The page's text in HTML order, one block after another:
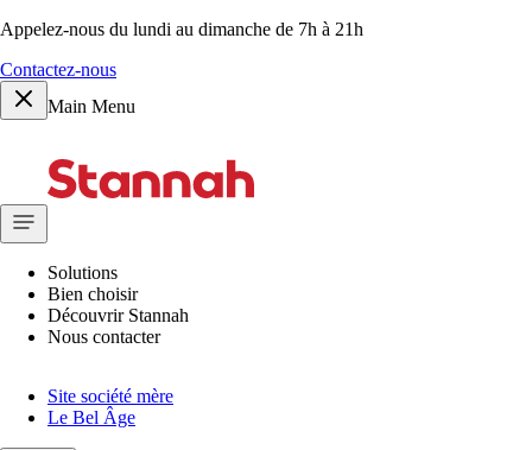
Appelez-nous du lundi au dimanche de 7h à 21h
Contactez-nous
Main Menu
Solutions
Bien choisir
Découvrir Stannah
Nous contacter
Site société mère
Le Bel Âge